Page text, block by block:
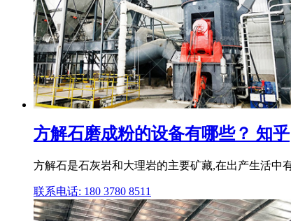
方解石磨成粉的设备有哪些？ 知乎
方解石是石灰岩和大理岩的主要矿藏,在出产生活中
联系电话: 180 3780 8511